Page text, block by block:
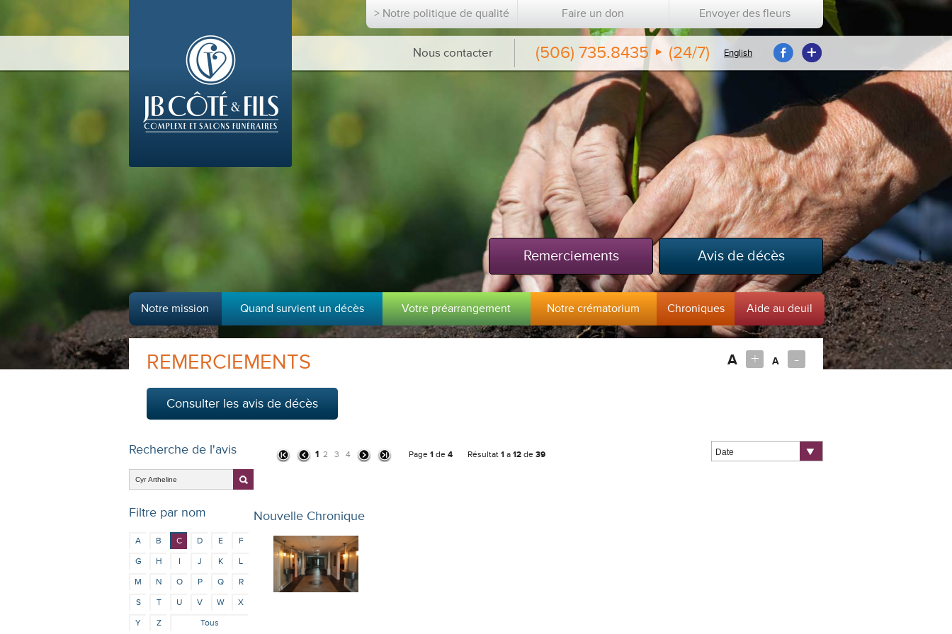
> Notre politique de qualité Faire un don Envoyer des fleurs
Nous contacter (506) 735.8435 (24/7) English
Avis de décès
Remerciements
Notre mission Quand survient un décès Votre préarrangement Notre crématorium Chroniques Aide au deuil
A + A -
REMERCIEMENTS
Consulter les avis de décès
Recherche de l'avis
Filtre par nom
A B C D E
F
G
H I J K
L
M
N O P Q
R
S
T U V W
X
Y
Z Tous
1 2 3 4 Page 1 de 4 Résultat 1 a 12 de 39
Nouvelle Chronique